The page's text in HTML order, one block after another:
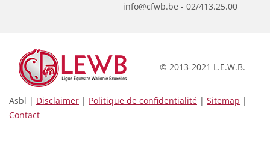
info@cfwb.be - 02/413.25.00
© 2013-2021 L.E.W.B.
Asbl | Disclaimer | Politique de confidentialité | Sitemap |
Contact